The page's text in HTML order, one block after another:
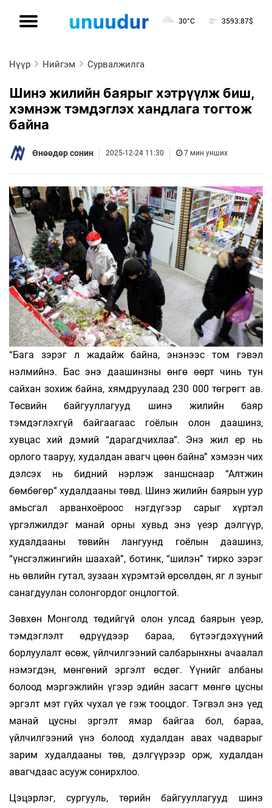
30°C 3593.87$
Нүүр Нийгэм Сурвалжилга
Шинэ жилийн баярыг хэтрүүлж биш,
хэмнэж тэмдэглэх хандлага тогтож
байна
Өнөөдөр сонин 2025-12-24 11:30 7 мин унших
“Бага зэрэг л жадайж байна, энэнээс том гэвэл
нэлмийнэ. Бас энэ даашинзны өнгө өөрт чинь тун
сайхан зохиж байна, хямдруулаад 230 000 төгрөгт ав.
Төсвийн байгууллагууд шинэ жилийн баяр
тэмдэглэхгүй байгаагаас гоёлын олон даашинз,
хувцас хий дэмий “дарагдчихлаа”. Энэ жил ер нь
орлого тааруу, худалдан авагч цөөн байна” хэмээн чих
дэлсэх нь бидний нэрлэж заншснаар “Алтжин
бөмбөгөр” худалдааны төвд. Шинэ жилийн баярын уур
амьсгал арванхоёроос нэгдүгээр сарыг хүртэл
үргэлжилдэг манай орны хувьд энэ үеэр дэлгүүр,
худалдааны төвийн лангуунд гоёлын даашинз,
“үнсгэлжингийн шаахай”, ботинк, “шилэн” тирко зэрэг
нь өвлийн гутал, зузаан хүрэмтэй өрсөлдөн, яг л зуныг
санагдуулан солонгордог онцлогтой.
Зөвхөн Монголд төдийгүй олон улсад баярын үеэр,
тэмдэглэлт өдрүүдээр бараа, бүтээгдэхүүний
борлуулалт өсөж, үйлчилгээний салбарынхны ачаалал
нэмэгдэн, мөнгөний эргэлт өсдөг. Үүнийг албаны
болоод мэргэжлийн үгээр эдийн засагт мөнгө цусны
эргэлт мэт гүйх чухал үе гэж тооцдог. Тэгвэл энэ үед
манай цусны эргэлт ямар байгаа бол, бараа,
үйлчилгээний үнэ болоод худалдан авах чадварыг
зарим худалдааны төв, дэлгүүрээр орж, худалдан
авагчдаас асууж сонирхлоо.
Цэцэрлэг, сургууль, төрийн байгууллагууд шинэ